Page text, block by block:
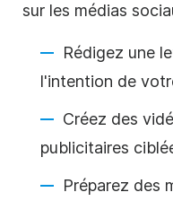
sur les médias
Rédigez une
l'intention de
Créez des
publicitaires
Préparez des